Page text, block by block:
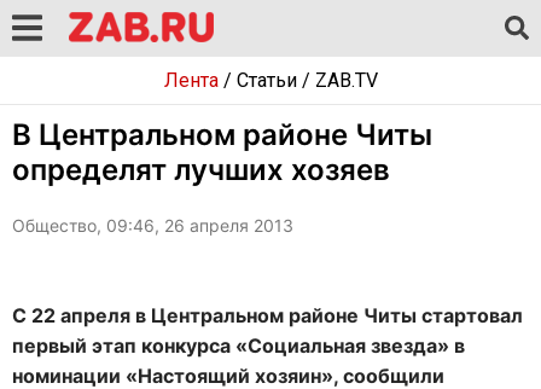
Лента/ Статьи/ ZAB.TV
В Центральном районе Читы
определят лучших хозяев
Общество, 09:46, 26 апреля 2013
С 22 апреля в Центральном районе Читы стартовал
первый этап конкурса «Социальная звезда» в
номинации «Настоящий хозяин», сообщили